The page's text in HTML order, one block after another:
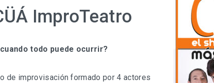
ImproTeatro
todo puede ocurrir?
de improvisación formado por 4 actores